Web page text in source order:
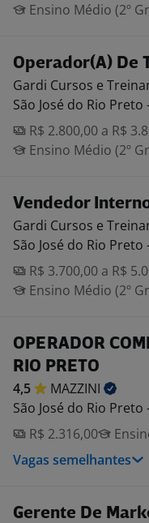
Ensino Médio (2º
Operador(A) De
Gardi Cursos e
São José do Rio Preto
R$ 2.800,00 a R$
Ensino Médio (2º
Vendedor
Gardi Cursos e
São José do Rio Preto
R$ 3.700,00 a R$
Ensino Médio (2º
OPERADOR
RIO PRETO
4,5
MAZZINI
São José do Rio Preto
R$ 2.316,00
Vagas semelhantes
Gerente De